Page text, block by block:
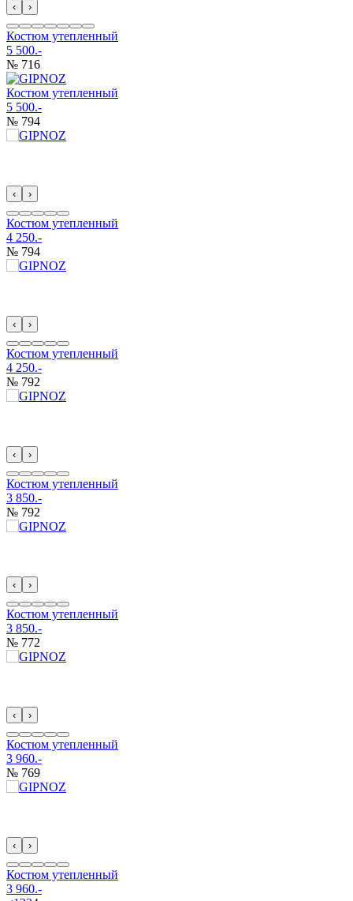
‹ ›
Костюм утепленный
5 500.-
№ 716
Костюм утепленный
5 500.-
№ 794
‹ ›
Костюм утепленный
4 250.-
№ 794
‹ ›
Костюм утепленный
4 250.-
№ 792
‹ ›
Костюм утепленный
3 850.-
№ 792
‹ ›
Костюм утепленный
3 850.-
№ 772
‹ ›
Костюм утепленный
3 960.-
№ 769
‹ ›
Костюм утепленный
3 960.-